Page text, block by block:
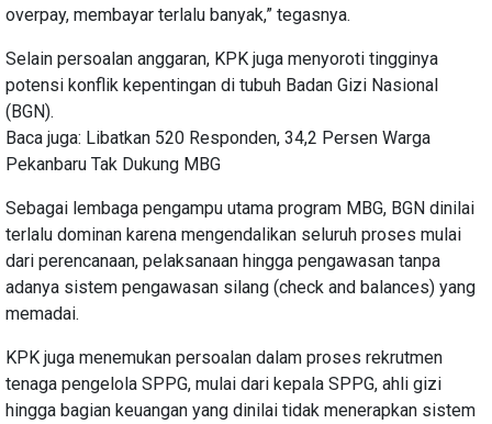
overpay, membayar terlalu banyak,” tegasnya.
Selain persoalan anggaran, KPK juga menyoroti tingginya
potensi konflik kepentingan di tubuh Badan Gizi Nasional
(BGN).
Baca juga: Libatkan 520 Responden, 34,2 Persen Warga
Pekanbaru Tak Dukung MBG
Sebagai lembaga pengampu utama program MBG, BGN dinilai
terlalu dominan karena mengendalikan seluruh proses mulai
dari perencanaan, pelaksanaan hingga pengawasan tanpa
adanya sistem pengawasan silang (check and balances) yang
memadai.
KPK juga menemukan persoalan dalam proses rekrutmen
tenaga pengelola SPPG, mulai dari kepala SPPG, ahli gizi
hingga bagian keuangan yang dinilai tidak menerapkan sistem